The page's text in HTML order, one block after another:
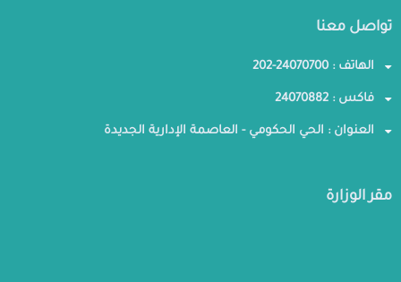
تواصل معنا
الهاتف : 24070700-202
فاكس : 24070882
العنوان : الحي الحكومي - العاصمة الإدارية الجديدة
مقر الوزارة